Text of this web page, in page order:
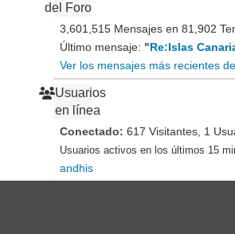
del Foro
3,601,515 Mensajes en 81,902
Último mensaje: "Re:Islas
Ver los mensajes más recientes
Usuarios
en línea
Conectado:617 Visitantes, 1
Usuarios activos en los últimos 15
andhis